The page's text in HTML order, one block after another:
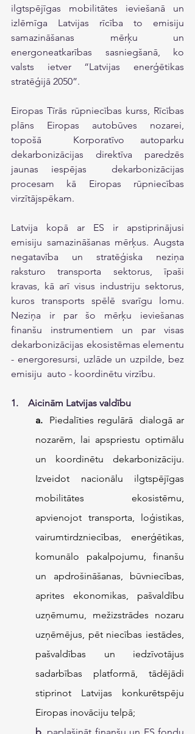
ilgtspējīgas mobilitātes ieviešanā un
izlēmīga Latvijas rīcība to emisiju
samazināšanas mērķu un
energoneatkarības sasniegšanā, ko
valsts ietver “Latvijas enerģētikas
stratēģijā 2050”.
Eiropas Tīrās rūpniecības kurss, Rīcības
plāns Eiropas autobūves nozarei,
topošā  Korporatīvo autoparku
dekarbonizācijas direktīva paredzēs
jaunas iespējas  dekarbonizācijas
procesam kā Eiropas rūpniecības
virzītājspēkam.
Latvija kopā ar ES ir apstiprinājusi
emisiju samazināšanas mērķus. Augsta
negatavība un stratēģiska neziņa
raksturo transporta sektorus, īpaši
kravas, kā arī visus industriju sektorus,
kuros transports spēlē svarīgu lomu.
Neziņa ir par šo mērķu ieviešanas
finanšu instrumentiem un par visas
dekarbonizācijas ekosistēmas elementu
- energoresursi, uzlāde un uzpilde, bez
emisiju  auto - koordinētu virzību.
1.    Aicinām Latvijas valdību
a.
  Piedalīties regulārā  dialogā ar
nozarēm, lai apspriestu optimālu
un koordinētu dekarbonizāciju.
Izveidot nacionālu ilgtspējīgas
mobilitātes ekosistēmu,
apvienojot transporta, loģistikas,
vairumtirdzniecības, enerģētikas,
komunālo pakalpojumu, finanšu
un apdrošināšanas, būvniecības,
aprites ekonomikas, pašvaldību
uzņēmumu, mežizstrādes nozaru
uzņēmējus, pēt niecības iestādes,
pašvaldības un iedzīvotājus
stiprinot Latvijas konkurētspēju
Eiropas inovāciju telpā;